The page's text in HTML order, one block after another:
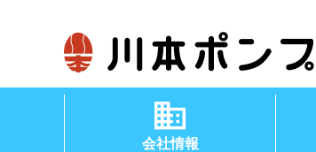
会社情報